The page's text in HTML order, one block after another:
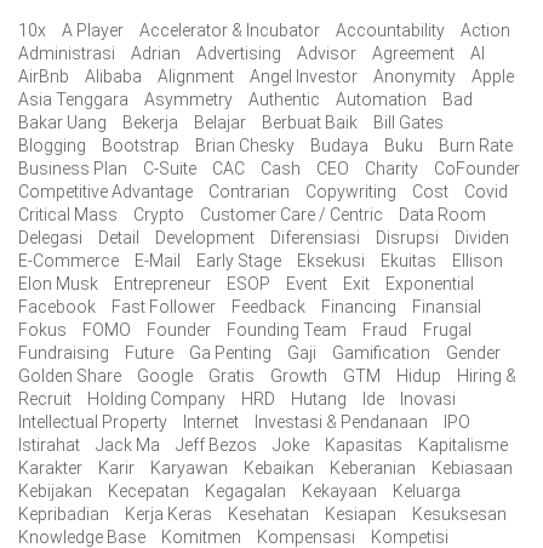
10x A Player Accelerator & Incubator Accountability
Action
Administrasi
Adrian Advertising Advisor Agreement
AI
AirBnb
Alibaba Alignment Angel Investor Anonymity
Apple
Asia Tenggara
Asymmetry Authentic Automation
Bad
Bakar Uang
Bekerja Belajar Berbuat Baik
Bill Gates
Blogging
Bootstrap Brian Chesky Budaya Buku
Burn Rate
Business Plan
C-Suite CAC Cash CEO Charity
CoFounder
Competitive Advantage
Contrarian Copywriting Cost
Covid
Critical Mass
Crypto Customer Care / Centric
Data Room
Delegasi
Detail Development Diferensiasi Disrupsi
Dividen
E-Commerce
E-Mail Early Stage Eksekusi Ekuitas
Ellison
Elon Musk
Entrepreneur ESOP Event Exit
Exponential
Facebook
Fast Follower Feedback Financing
Finansial
Fokus
FOMO Founder Founding Team Fraud
Frugal
Fundraising
Future Ga Penting Gaji Gamification
Gender
Golden Share
Google Gratis Growth GTM Hidup
Hiring &
Recruit
Holding Company HRD Hutang Ide
Inovasi
Intellectual Property
Internet Investasi & Pendanaan
IPO
Istirahat
Jack Ma Jeff Bezos Joke Kapasitas
Kapitalisme
Karakter
Karir Karyawan Kebaikan Keberanian
Kebiasaan
Kebijakan
Kecepatan Kegagalan Kekayaan
Keluarga
Kepribadian
Kerja Keras Kesehatan Kesiapan
Kesuksesan
Knowledge Base
Komitmen Kompensasi
Kompetisi